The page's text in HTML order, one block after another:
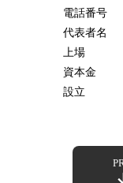
電話番号
代表者名
上場
資本金
設立